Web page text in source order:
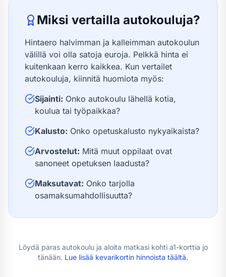
Miksi vertailla autokouluja?
Hintaero halvimman ja kalleimman autokoulun
välillä voi olla satoja euroja. Pelkkä hinta ei
kuitenkaan kerro kaikkea. Kun vertailet
autokouluja, kiinnitä huomiota myös:
Sijainti: Onko autokoulu lähellä kotia,
koulua tai työpaikkaa?
Kalusto: Onko opetuskalusto nykyaikaista?
Arvostelut: Mitä muut oppilaat ovat
sanoneet opetuksen laadusta?
Maksutavat: Onko tarjolla
osamaksumahdollisuutta?
Löydä paras autokoulu ja aloita matkasi kohti a1-korttia jo
tänään. Lue lisää kevarikortin hinnoista täältä.